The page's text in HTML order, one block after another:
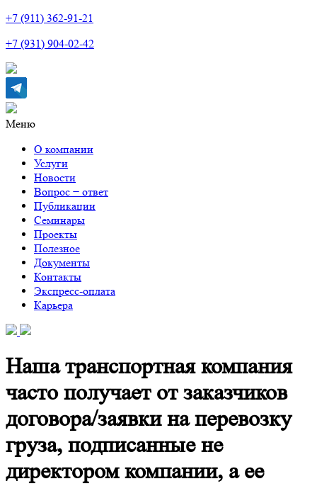
+7 (911) 362-91-21
+7 (931) 904-02-42
Меню
О компании
Услуги
Новости
Вопрос − ответ
Публикации
Семинары
Проекты
Полезное
Документы
Контакты
Экспресс-оплата
Карьера
Наша транспортная компания
часто получает от заказчиков
договора/заявки на перевозку
груза, подписанные не
директором компании, а ее